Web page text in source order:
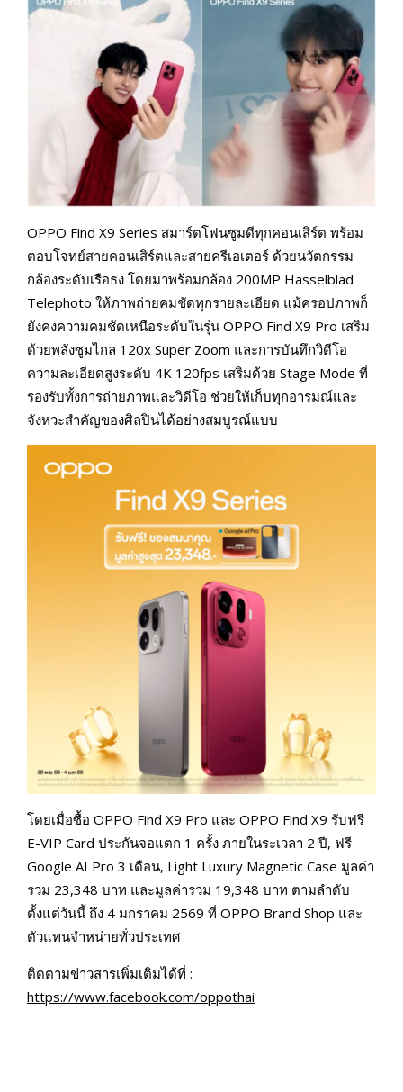
OPPO Find X9 Series สมาร์ตโฟนซูมดีทุกคอนเสิร์ต พร้อม
ตอบโจทย์สายคอนเสิร์ตและสายครีเอเตอร์ ด้วยนวัตกรรม
กล้องระดับเรือธง โดยมาพร้อมกล้อง 200MP Hasselblad
Telephoto ให้ภาพถ่ายคมชัดทุกรายละเอียด แม้ครอปภาพก็
ยังคงความคมชัดเหนือระดับในรุ่น OPPO Find X9 Pro เสริม
ด้วยพลังซูมไกล 120x Super Zoom และการบันทึกวิดีโอ
ความละเอียดสูงระดับ 4K 120fps เสริมด้วย Stage Mode ที่
รองรับทั้งการถ่ายภาพและวิดีโอ ช่วยให้เก็บทุกอารมณ์และ
จังหวะสำคัญของศิลปินได้อย่างสมบูรณ์แบบ
โดยเมื่อซื้อ OPPO Find X9 Pro และ OPPO Find X9 รับฟรี
E-VIP Card ประกันจอแตก 1 ครั้ง ภายในระเวลา 2 ปี, ฟรี
Google AI Pro 3 เดือน, Light Luxury Magnetic Case มูลค่า
รวม 23,348 บาท และมูลค่ารวม 19,348 บาท ตามลำดับ
ตั้งแต่วันนี้ ถึง 4 มกราคม 2569 ที่ OPPO Brand Shop และ
ตัวแทนจำหน่ายทั่วประเทศ
ติดตามข่าวสารเพิ่มเติมได้ที่ :
https://www.facebook.com/oppothai